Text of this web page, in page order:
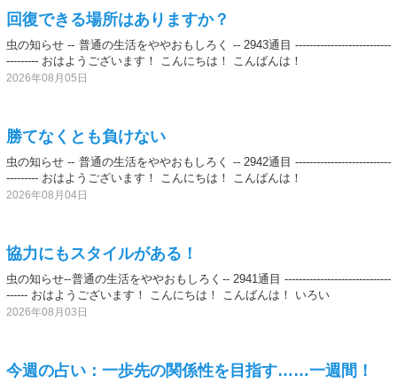
回復できる場所はありますか？
虫の知らせ -- 普通の生活をややおもしろく -- 2943通目 ---------------------------
--------- おはようございます！ こんにちは！ こんばんは！
2026年08月05日
勝てなくとも負けない
虫の知らせ -- 普通の生活をややおもしろく -- 2942通目 ---------------------------
--------- おはようございます！ こんにちは！ こんばんは！
2026年08月04日
協力にもスタイルがある！
虫の知らせ--普通の生活をややおもしろく-- 2941通目 ------------------------------
------ おはようございます！ こんにちは！ こんばんは！ いろい
2026年08月03日
今週の占い：一歩先の関係性を目指す……一週間！